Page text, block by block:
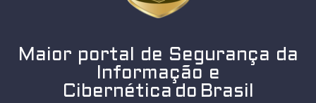
Maior portal de Segurança da
Informação e
Cibernética do Brasil